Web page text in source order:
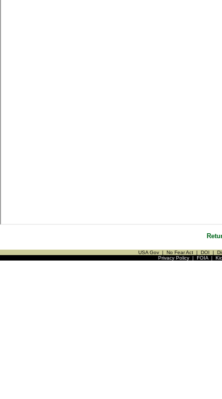
USA Gov | No Fear Act | DOI |
Privacy Policy| FOIA|